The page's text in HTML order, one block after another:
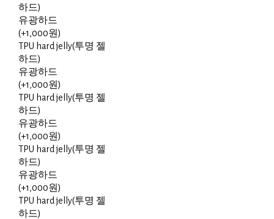
하드)
유광하드
(+1,000원)
TPU hard jelly(투명 젤
하드)
유광하드
(+1,000원)
TPU hard jelly(투명 젤
하드)
유광하드
(+1,000원)
TPU hard jelly(투명 젤
하드)
유광하드
(+1,000원)
TPU hard jelly(투명 젤
하드)